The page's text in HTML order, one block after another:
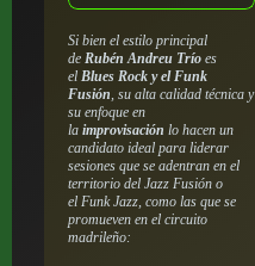
Si bien el estilo principal
de Rubén Andreu Tríoes
el Blues Rock y el Funk
Fusión, su alta calidad técnica y
su enfoque en
la improvisación lo hacen un
candidato ideal para liderar
sesiones que se adentran en el
territorio del Jazz Fusióno
el Funk Jazz, como las que se
promueven en el circuito
madrileño: